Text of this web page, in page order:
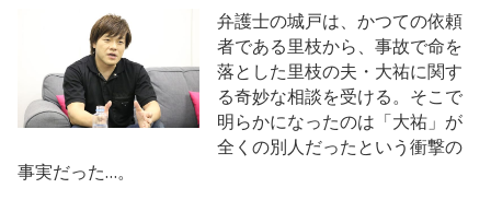
弁護士の城戸は、かつての依頼
者である里枝から、事故で命を
落とした里枝の夫・大祐に関す
る奇妙な相談を受ける。そこで
明らかになったのは「大祐」が
全くの別人だったという衝撃の
事実だった…。